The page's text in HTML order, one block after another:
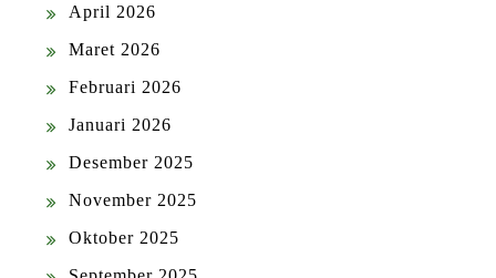
April 2026
Maret 2026
Februari 2026
Januari 2026
Desember 2025
November 2025
Oktober 2025